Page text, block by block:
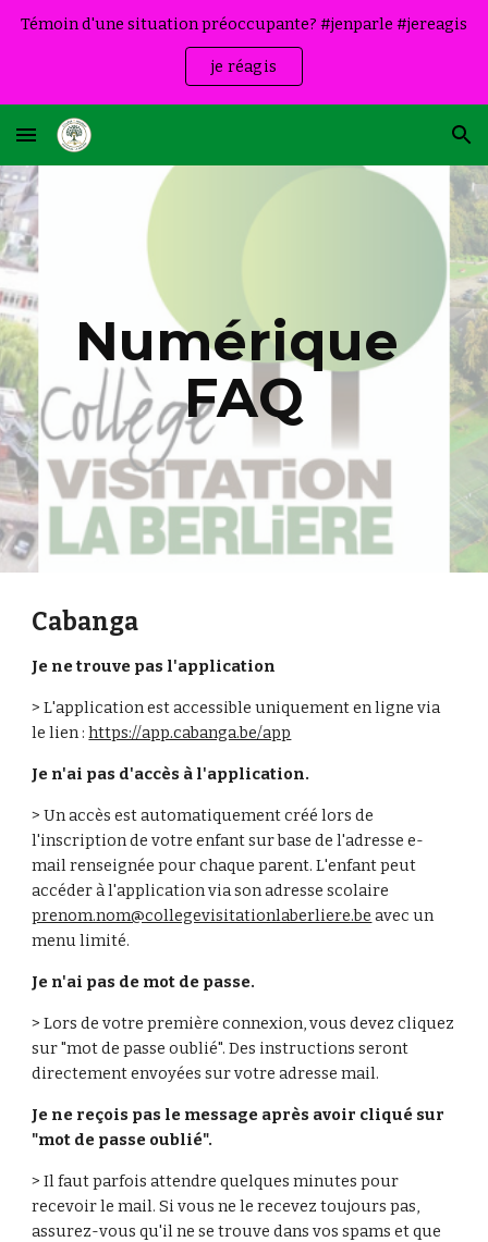
Témoin d'une situation préoccupante? #jenparle #jereagis
je réagis
Numérique
FAQ
Cabanga
Je ne trouve pas l'application
> L'application est accessible uniquement en ligne via
le lien : https://app.cabanga.be/app
Je n'ai pas d'accès à l'application.
> Un accès est automatiquement créé lors de
l'inscription de votre enfant sur base de l'adresse e-
mail renseignée pour chaque parent. L'enfant peut
prenom.nom@collegevisitationlaberliere.be avec un
menu limité.
Je n'ai pas de mot de passe.
> Lors de votre première connexion, vous devez cliquez
sur "mot de passe oublié". Des instructions seront
directement envoyées sur votre adresse mail.
Je ne reçois pas le message après avoir cliqué sur
"mot de passe oublié".
> Il faut parfois attendre quelques minutes pour
recevoir le mail. Si vous ne le recevez toujours pas,
assurez-vous qu'il ne se trouve dans vos spams et que